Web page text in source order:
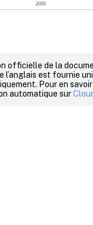
officielle de la
l’anglais est fournie
Pour en
automatique sur